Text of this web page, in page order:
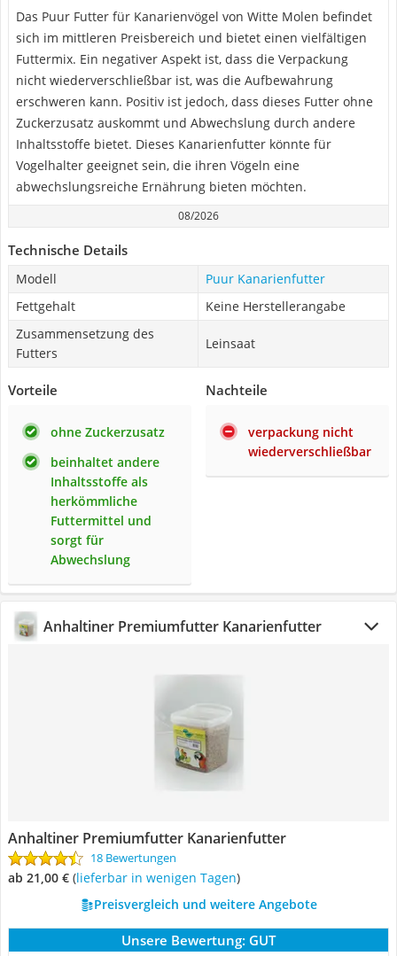
Das Puur Futter für Kanarienvögel von Witte Molen befindet
sich im mittleren Preisbereich und bietet einen vielfältigen
Futtermix. Ein negativer Aspekt ist, dass die Verpackung
nicht wiederverschließbar ist, was die Aufbewahrung
erschweren kann. Positiv ist jedoch, dass dieses Futter ohne
Zuckerzusatz auskommt und Abwechslung durch andere
Inhaltsstoffe bietet. Dieses Kanarienfutter könnte für
Vogelhalter geeignet sein, die ihren Vögeln eine
abwechslungsreiche Ernährung bieten möchten.
08/2026
Technische Details
Modell
Puur Kanarienfutter
Fettgehalt
Keine Herstellerangabe
Zusammensetzung des
Futters
Leinsaat
Vorteile
ohne Zuckerzusatz
beinhaltet andere
Inhaltsstoffe als
herkömmliche
Futtermittel und
sorgt für
Abwechslung
Nachteile
verpackung nicht
wiederverschließbar
Anhaltiner Premiumfutter Kanarienfutter
Anhaltiner Premiumfutter Kanarienfutter
18 Bewertungen
ab 21,00 € ( Lieferbar in wenigen Tagen)
Preisvergleich und weitere Angebote
Unsere Bewertung: GUT